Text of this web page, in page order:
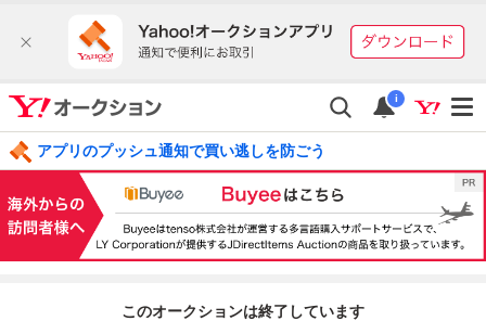
i
アプリのプッシュ通知で買い逃しを防ごう
このオークションは終了しています